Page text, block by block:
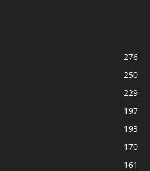
276
250
229
197
193
170
161